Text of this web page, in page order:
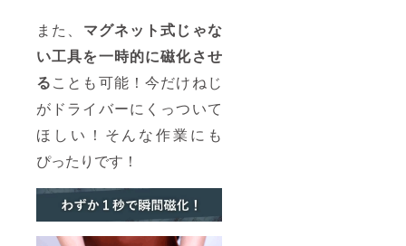
また、 マグネット式じゃな
い工具を一時的に磁化させ
ることも可能！今だけねじ
がドライバーにくっついて
ほしい！そんな作業にも
ぴったりです！